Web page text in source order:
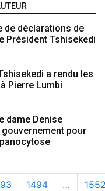
de déclarations de
Président Tshisekedi
a rendu les
Pierre Lumbi
dame Denise
pour
1494 …